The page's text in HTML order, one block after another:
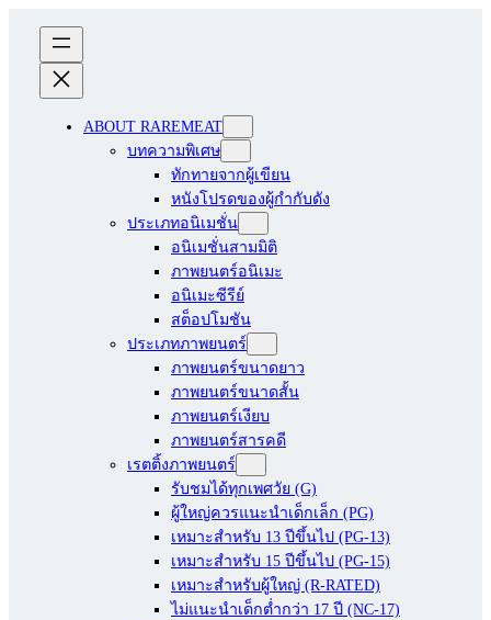
ABOUT RAREMEAT
บทความพิเศษ
ทักทายจากผู้เขียน
หนังโปรดของผู้กำกับดัง
ประเภทอนิเมชั่น
อนิเมชั่นสามมิติ
ภาพยนตร์อนิเมะ
อนิเมะซีรีย์
สต็อปโมชัน
ประเภทภาพยนตร์
ภาพยนตร์ขนาดยาว
ภาพยนตร์ขนาดสั้น
ภาพยนตร์เงียบ
ภาพยนตร์สารคดี
เรตติ้งภาพยนตร์
รับชมได้ทุกเพศวัย (G)
ผู้ใหญ่ควรแนะนำเด็กเล็ก (PG)
เหมาะสำหรับ 13 ปีขึ้นไป (PG-13)
เหมาะสำหรับ 15 ปีขึ้นไป (PG-15)
เหมาะสำหรับผู้ใหญ่ (R-RATED)
ไม่แนะนำเด็กต่ำกว่า 17 ปี (NC-17)